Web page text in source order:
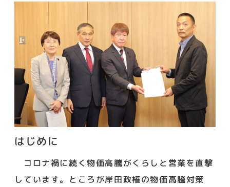
はじめに
コロナ禍に続く物価高騰がくらしと営業を直撃
しています。ところが岸田政権の物価高騰対策